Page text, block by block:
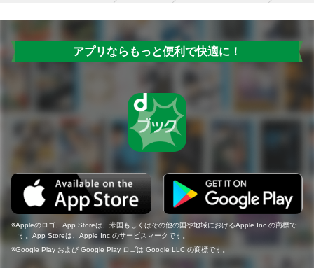
アプリならもっと便利で快適に！
Appleのロゴ、App Storeは、米国もしくはその他の国や地域におけるApple Inc.の商標で
す。App Storeは、Apple Inc.のサービスマークです。
Google Play および Google Play ロゴは Google LLC の商標です。